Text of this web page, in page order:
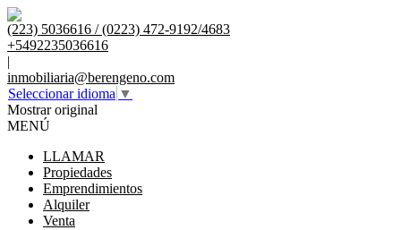
(223) 5036616 / (0223) 472-9192/4683
+5492235036616
|
inmobiliaria@berengeno.com
Seleccionar idioma ▼
Mostrar original
MENÚ
LLAMAR
Propiedades
Emprendimientos
Alquiler
Venta